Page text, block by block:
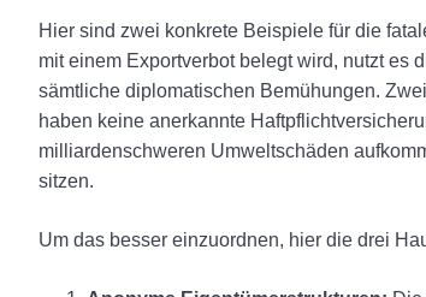
Hier sind zwei konkrete Beispiele für die
mit einem Exportverbot belegt wird, nutzt es
sämtliche diplomatischen Bemühungen.
haben keine anerkannte
milliardenschweren Umweltschäden
sitzen.
Um das besser einzuordnen, hier die drei